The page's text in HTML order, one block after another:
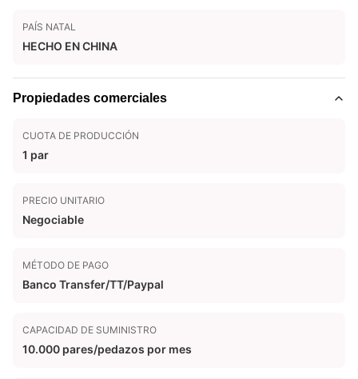
PAÍS NATAL
HECHO EN CHINA
Propiedades comerciales
CUOTA DE PRODUCCIÓN
1 par
PRECIO UNITARIO
Negociable
MÉTODO DE PAGO
Banco Transfer/TT/Paypal
CAPACIDAD DE SUMINISTRO
10.000 pares/pedazos por mes